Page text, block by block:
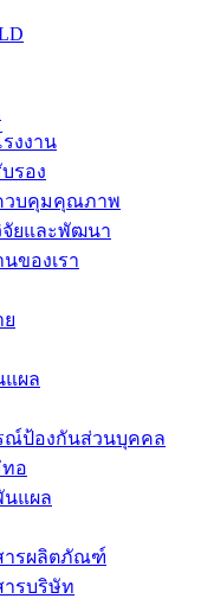
งงาน
รอง
วบคุมคุณภาพ
จัยและพัฒนา
ของเรา
ย
แผล
ณ์ป้องกันส่วนบุคคล
ทอ
นแผล
ารผลิตภัณฑ์
ารบริษัท